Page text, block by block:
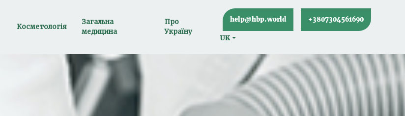
Косметологія
Загальна
медицина
Про
Україну
help@hbp.world +3807304561690
UK